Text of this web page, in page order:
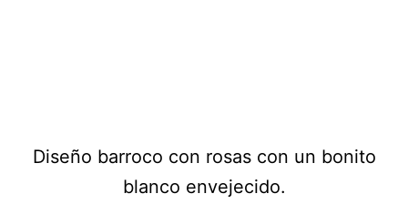
Diseño barroco con rosas con un bonito
blanco envejecido.